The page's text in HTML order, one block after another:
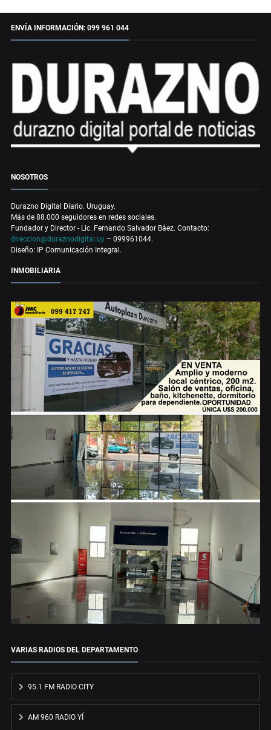
ENVÍA INFORMACIÓN: 099 961 044
NOSOTROS
Durazno Digital Diario. Uruguay.
Más de 88.000 seguidores en redes sociales.
Fundador y Director - Lic. Fernando Salvador Báez. Contacto:
direccion@duraznodigital.uy – 099961044.
Diseño: IP Comunicación Integral.
INMOBILIARIA
VARIAS RADIOS DEL DEPARTAMENTO
95.1 FM RADIO CITY
AM 960 RADIO YÍ